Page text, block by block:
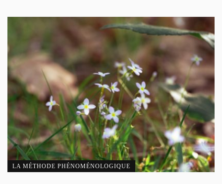
LA MÉTHODE PHÉNOMÉNOLOGIQUE